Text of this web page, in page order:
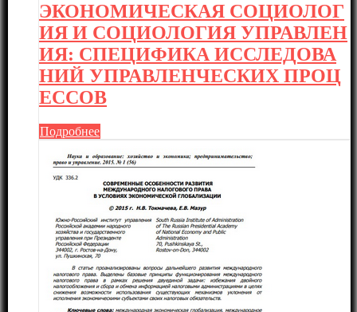
ЭКОНОМИЧЕСКАЯ СОЦИОЛОГ
ИЯ И СОЦИОЛОГИЯ УПРАВЛЕН
ИЯ: СПЕЦИФИКА ИССЛЕДОВА
НИЙ УПРАВЛЕНЧЕСКИХ ПРОЦ
ЕССОВ
Подробнее